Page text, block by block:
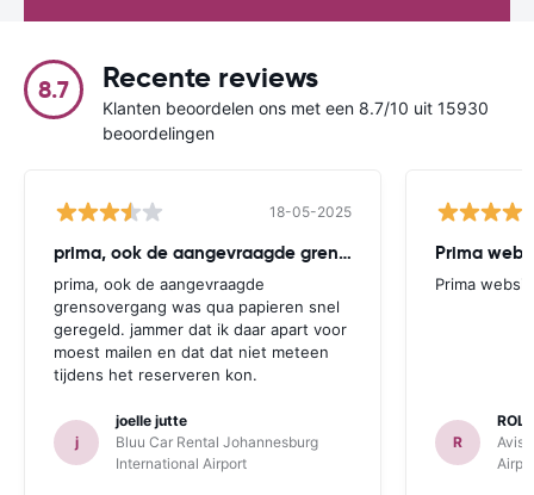
8.7 Recente reviews
Klanten beoordelen ons met een 8.7/10 uit 15930
beoordelingen
18-05-2025
prima, ook de aangevraagde grensovergang
prima, ook de aangevraagde
grensovergang was qua papieren snel
geregeld. jammer dat ik daar apart voor
moest mailen en dat dat niet meteen
tijdens het reserveren kon.
j
joelle jutte
Bluu Car Rental Johannesburg
International Airport
Prima
Prima
R
Avis